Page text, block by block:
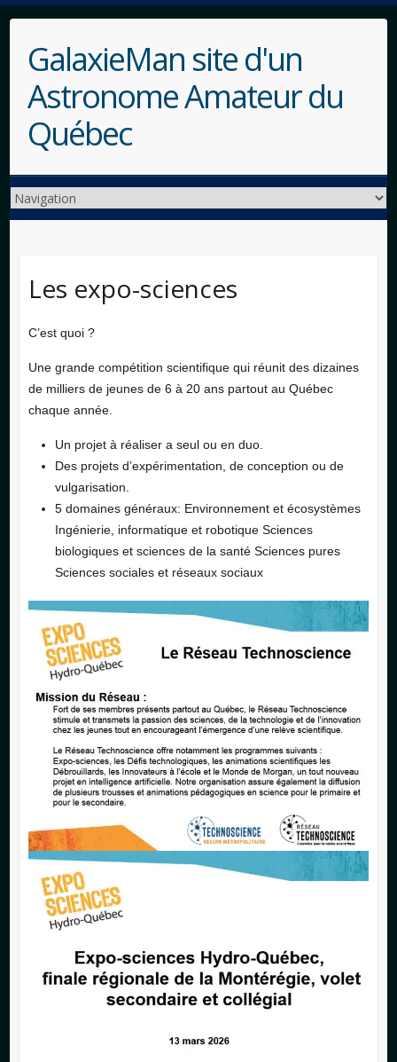
GalaxieMan site d'un
Astronome Amateur du
Québec
Les expo-sciences
C’est quoi ?
Une grande compétition scientifique qui réunit des dizaines
de milliers de jeunes de 6 à 20 ans partout au Québec
chaque année.
Un projet à réaliser a seul ou en duo.
Des projets d’expérimentation, de conception ou de
vulgarisation.
5 domaines généraux: Environnement et écosystèmes
Ingénierie, informatique et robotique Sciences
biologiques et sciences de la santé Sciences pures
Sciences sociales et réseaux sociaux